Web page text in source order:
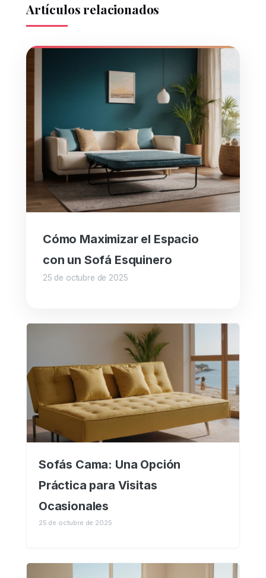
Artículos relacionados
Cómo Maximizar el Espacio
con un Sofá Esquinero
25 de octubre de 2025
Sofás Cama: Una Opción
Práctica para Visitas
Ocasionales
25 de octubre de 2025